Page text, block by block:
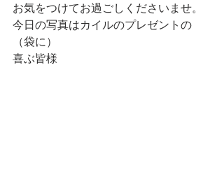
お気をつけてお過ごしくださいませ。
今日の写真はカイルのプレゼントの
（袋に）
喜ぶ皆様